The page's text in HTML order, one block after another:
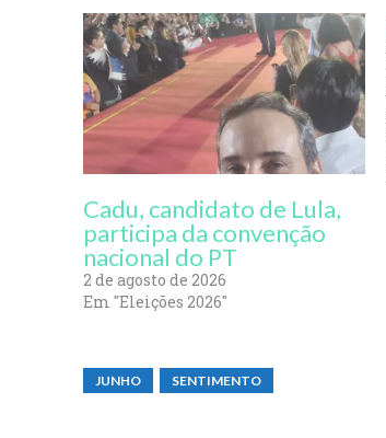
g
a
n
d
.
.
.
Cadu, candidato de Lula,
participa da convenção
nacional do PT
2 de agosto de 2026
Em "Eleições 2026"
JUNHO SENTIMENTO